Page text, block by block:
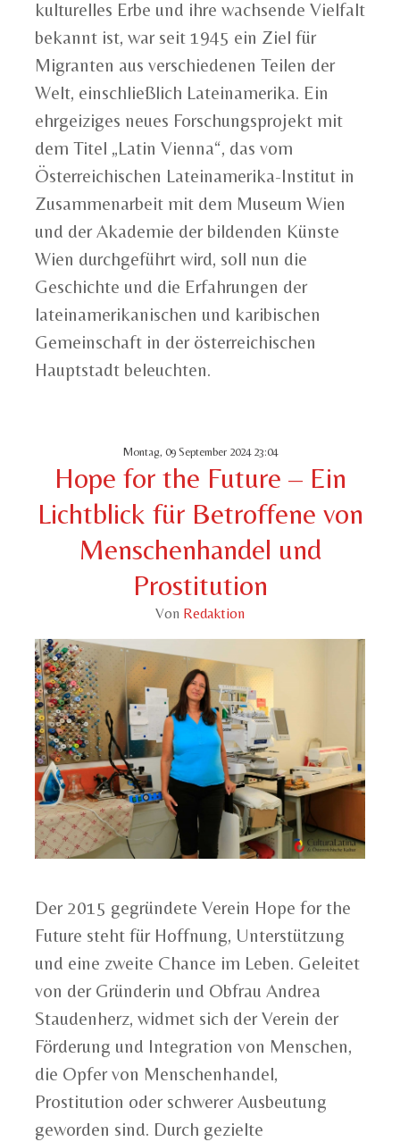
kulturelles Erbe und ihre wachsende Vielfalt
bekannt ist, war seit 1945 ein Ziel für
Migranten aus verschiedenen Teilen der
Welt, einschließlich Lateinamerika. Ein
ehrgeiziges neues Forschungsprojekt mit
dem Titel „Latin Vienna“, das vom
Österreichischen Lateinamerika-Institut in
Zusammenarbeit mit dem Museum Wien
und der Akademie der bildenden Künste
Wien durchgeführt wird, soll nun die
Geschichte und die Erfahrungen der
lateinamerikanischen und karibischen
Gemeinschaft in der österreichischen
Hauptstadt beleuchten.
Montag, 09 September 2024 23:04
Hope for the Future – Ein
Lichtblick für Betroffene von
Menschenhandel und
Prostitution
Von Redaktion
Der 2015 gegründete Verein Hope for the
Future steht für Hoffnung, Unterstützung
und eine zweite Chance im Leben. Geleitet
von der Gründerin und Obfrau Andrea
Staudenherz, widmet sich der Verein der
Förderung und Integration von Menschen,
die Opfer von Menschenhandel,
Prostitution oder schwerer Ausbeutung
geworden sind. Durch gezielte